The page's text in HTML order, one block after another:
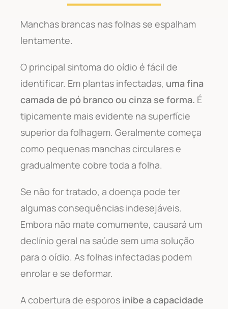
Manchas brancas nas folhas se espalham
lentamente.
O principal sintoma do oídio é fácil de
identificar. Em plantas infectadas, uma fina
camada de pó branco ou cinza se forma. É
tipicamente mais evidente na superfície
superior da folhagem. Geralmente começa
como pequenas manchas circulares e
gradualmente cobre toda a folha.
Se não for tratado, a doença pode ter
algumas consequências indesejáveis.
Embora não mate comumente, causará um
declínio geral na saúde sem uma solução
para o oídio. As folhas infectadas podem
enrolar e se deformar.
A cobertura de esporos inibe a capacidade